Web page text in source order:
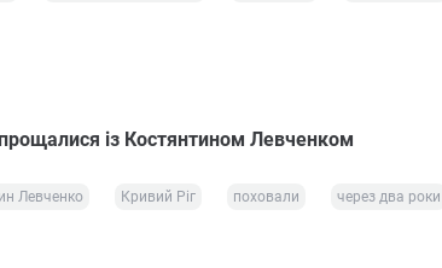
із Костянтином Левченком
Левченко Кривий Ріг поховали через два роки